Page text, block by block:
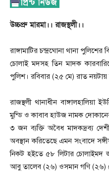
উচ্চপ্রু মারমা।। রাজস্থলী।।
রাঙ্গামাটির চন্দ্রঘোনা থানা
চোলাই মদসহ তিন মাদক
পুলিশ। রবিবার (২৫ মে) রাত
রাজস্থলী থানাধীন
মুন্ডি ও কাবাব হাউজ নামক
৩ জন ব্যক্তি অবৈধ মাদকদ্রব্য
অবস্থান করিতেছে এমন সংবাদে
নিকট হইতে ৫৮ লিটার চোলাইমদ
আবু তালেব (২৬) ওসমান গণি (২৬)